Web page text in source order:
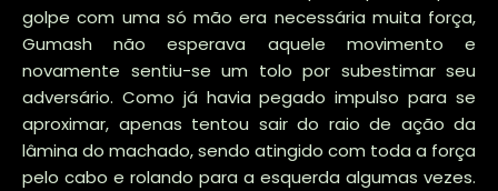
golpe com uma só mão era necessária muita força,
Gumash não esperava aquele movimento e
novamente sentiu-se um tolo por subestimar seu
adversário. Como já havia pegado impulso para se
aproximar, apenas tentou sair do raio de ação da
lâmina do machado, sendo atingido com toda a força
pelo cabo e rolando para a esquerda algumas vezes.